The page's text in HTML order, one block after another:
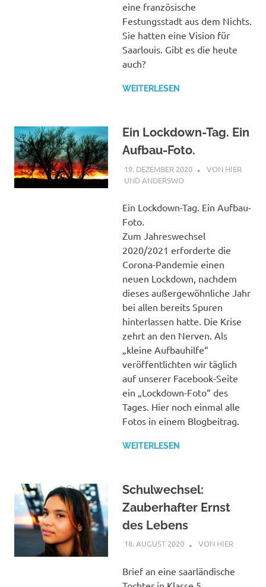
eine französische
Festungsstadt aus dem Nichts.
Sie hatten eine Vision für
Saarlouis. Gibt es die heute
auch?
WEITERLESEN
Ein Lockdown-Tag. Ein
Aufbau-Foto.
19. DEZEMBER 2020 STEPHAN
VON HIER
UND ANDERSWO
Ein Lockdown-Tag. Ein Aufbau-
Foto.
Zum Jahreswechsel
2020/2021 erforderte die
Corona-Pandemie einen
neuen Lockdown, nachdem
dieses außergewöhnliche Jahr
bei allen bereits Spuren
hinterlassen hatte. Die Krise
zehrt an den Nerven. Als
„kleine Aufbauhilfe“
veröffentlichten wir täglich
auf unserer Facebook-Seite
ein „Lockdown-Foto“ des
Tages. Hier noch einmal alle
Fotos in einem Blogbeitrag.
WEITERLESEN
Schulwechsel:
Zauberhafter Ernst
des Lebens
18. AUGUST 2020 STEPHAN
VON HIER
Brief an eine saarländische